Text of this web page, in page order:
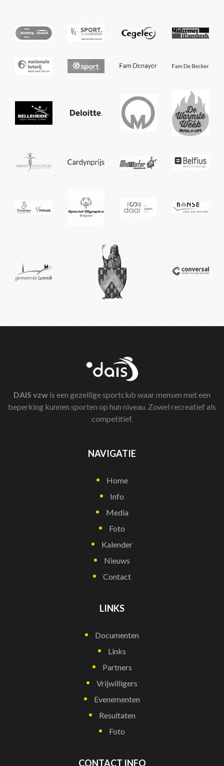
DAIS vzw is een gezellige sportclub waar mensen met een
beperking kunnen sporten op hun niveau. Zowel recreatief als
competitief.
NAVIGATIE
Home
Info
Media
Foto
Kalender
Nieuws
Contact
LINKS
Documenten
Links
Partners
Vrijwilligers
Evenementen
Resultaten
Foto
CONTACT INFO